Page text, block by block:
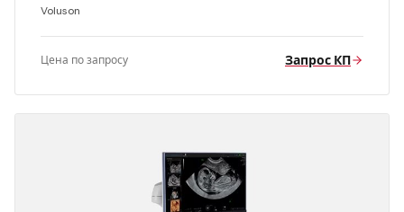
Voluson
Цена по запросу Запрос КП